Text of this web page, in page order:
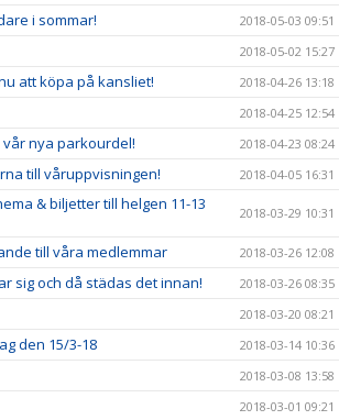
i sommar!
2018-05-03 09:51
2018-05-02 15:27
att köpa på kansliet! 2018-04-26 13:18
2018-04-25 12:54
nya parkourdel! 2018-04-23 08:24
till våruppvisningen! 2018-04-05 16:31
& biljetter till helgen 11-13
2018-03-29 10:31
till våra medlemmar 2018-03-26 12:08
sig och då städas det innan!
2018-03-26 08:35
2018-03-20 08:21
den 15/3-18 2018-03-14 10:36
2018-03-08 13:58
2018-03-01 09:21